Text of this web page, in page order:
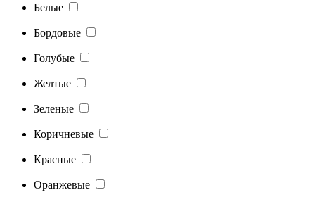
Белые
Бордовые
Голубые
Желтые
Зеленые
Коричневые
Красные
Оранжевые